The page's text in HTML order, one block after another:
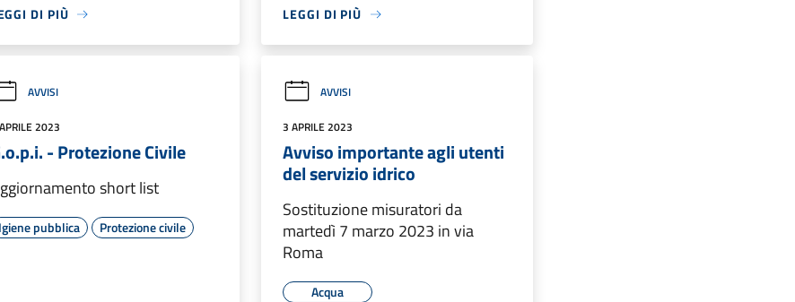
DI PIÙ LEGGI DI PIÙ
AVVISI
2023
- Protezione Civile
short list
Igiene pubblica Protezione civile
AVVISI
3 APRILE 2023
Avviso importante agli utenti
del servizio idrico
Sostituzione misuratori da
martedì 7 marzo 2023 in via
Roma
Acqua